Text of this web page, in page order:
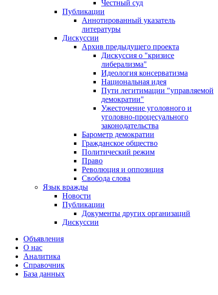
Честный суд
Публикации
Аннотированный указатель
литературы
Дискуссии
Архив предыдущего проекта
Дискуссия о "кризисе
либерализма"
Идеология консерватизма
Национальная идея
Пути легитимации "управляемой
демократии"
Ужесточение уголовного и
уголовно-процесуального
законодательства
Барометр демократии
Гражданское общество
Политический режим
Право
Революция и оппозиция
Свобода слова
Язык вражды
Новости
Публикации
Документы других организаций
Дискуссии
Объявления
О нас
Аналитика
Справочник
База данных